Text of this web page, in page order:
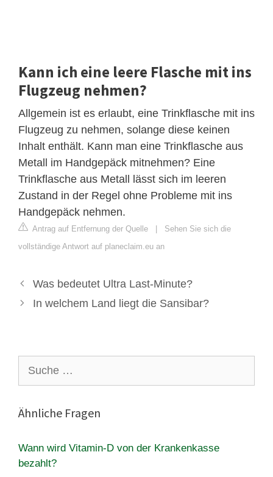
Kann ich eine leere Flasche mit ins
Flugzeug nehmen?
Allgemein ist es erlaubt, eine Trinkflasche mit ins
Flugzeug zu nehmen, solange diese keinen
Inhalt enthält. Kann man eine Trinkflasche aus
Metall im Handgepäck mitnehmen? Eine
Trinkflasche aus Metall lässt sich im leeren
Zustand in der Regel ohne Probleme mit ins
Handgepäck nehmen.
Antrag auf Entfernung der Quelle | Sehen Sie sich die
vollständige Antwort auf planeclaim.eu an
Was bedeutet Ultra Last-Minute?
In welchem Land liegt die Sansibar?
nach:
Ähnliche Fragen
Wann wird Vitamin-D von der Krankenkasse
bezahlt?